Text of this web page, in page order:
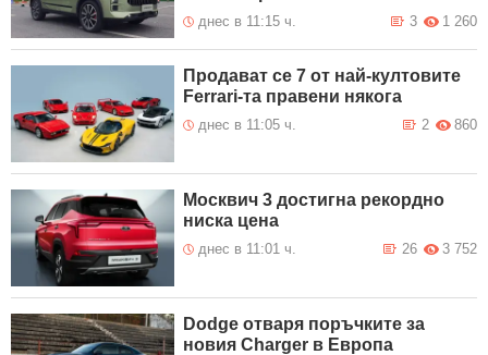
днес в 11:15 ч. 1 260
3
Продават се 7 от най-култовите
Ferrari-та правени някога
днес в 11:05 ч. 860
2
Москвич 3 достигна рекордно
ниска цена
днес в 11:01 ч. 3 752
26
Dodge отваря поръчките за
новия Charger в Европа